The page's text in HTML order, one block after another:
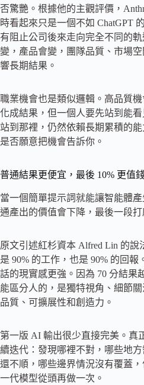
否驚艷。根據他的主觀評價，
時看起來只是一個不如 ChatGPT
有阻止公司後來走向完全不同的
變，產品會變，團隊品質、市場
響長期結果。
職業機會也是類似邏輯。高品質
化成結果，但一個人要先站到能
站到那裡，仍然依賴長期累積的
是否願意把機會告訴你。
普通結果更便宜，最後 10% 更值
當一個簡單提示詞就能讓智能體
通產出的價值會下降，最後一段打
原文引述紅杉資本 Alfred Lin 的說
是 90% 的工作，也是 90% 的回
話的現實感更強。因為 70 分結果
能區分人的，是獨特視角、細節
品質、可擴展性和創造力。
第一版 AI 輸出很少直接完美。真
續迭代：發現哪裡不對，哪些地
還不順，哪些邊界情況沒有覆蓋
一代模型從頭再做一次。